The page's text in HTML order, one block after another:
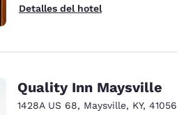
Detalles del hotel
Quality Inn Maysville
1428A US 68, Maysville, KY, 41056